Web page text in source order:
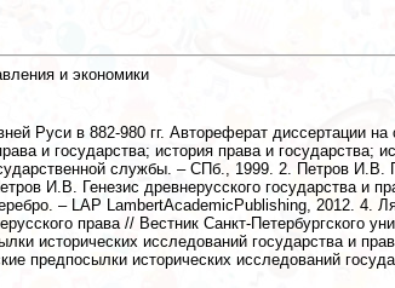
и экономики
Руси в 882-980 гг. Автореферат диссертации
и государства; история права и государства;
службы. – СПб., 1999. 2. Петров И.В.
И.В. Генезис древнерусского государства и
– LAP LambertAcademicPublishing, 2012. 4.
права // Вестник Санкт-
исторических исследований государства и
предпосылки исторических исследований